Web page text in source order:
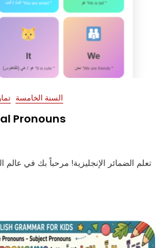
السنة الخامسة
Pronouns
تعلم الضمائر الإنجليزية! مرحباً بك في